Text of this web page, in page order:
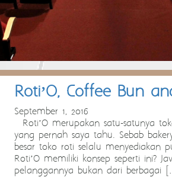
Roti’O, Coffee Bun
September 1, 2016
Roti’O merupakan satu-satunya
yang pernah saya tahu. Sebab
besar toko roti selalu menyediakan
Roti’O memiliki konsep seperti ini?
pelanggannya bukan dari berbagai